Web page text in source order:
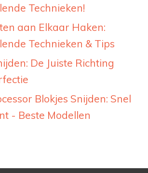
Technieken!
aan Elkaar Haken:
Technieken & Tips
De Juiste Richting
Blokjes Snijden: Snel
- Beste Modellen